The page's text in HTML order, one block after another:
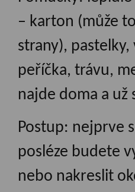
– karton (může
strany),
peříčka, trávu,
najde doma a už
Postup: nejprve
posléze budete
nebo nakreslit